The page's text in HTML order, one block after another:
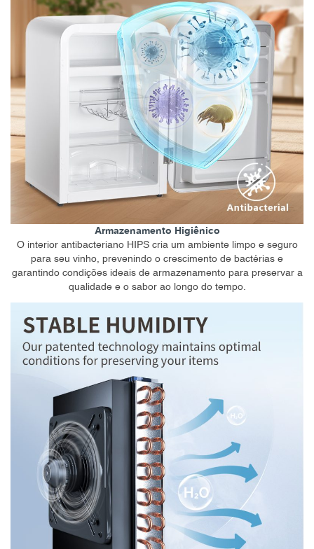
Armazenamento Higiênico
O interior antibacteriano HIPS cria um ambiente limpo e seguro
para seu vinho, prevenindo o crescimento de bactérias e
garantindo condições ideais de armazenamento para preservar a
qualidade e o sabor ao longo do tempo.